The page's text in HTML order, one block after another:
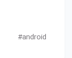
android#